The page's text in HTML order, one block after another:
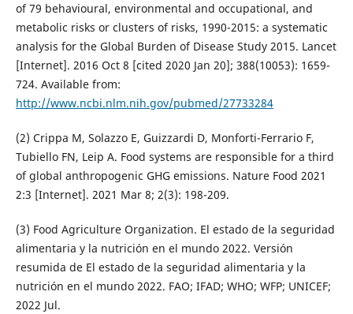
of 79 behavioural, environmental and occupational, and
metabolic risks or clusters of risks, 1990-2015: a systematic
analysis for the Global Burden of Disease Study 2015. Lancet
[Internet]. 2016 Oct 8 [cited 2020 Jan 20]; 388(10053): 1659-
724. Available from:
http://www.ncbi.nlm.nih.gov/pubmed/27733284
(2) Crippa M, Solazzo E, Guizzardi D, Monforti-Ferrario F,
Tubiello FN, Leip A. Food systems are responsible for a third
of global anthropogenic GHG emissions. Nature Food 2021
2:3 [Internet]. 2021 Mar 8; 2(3): 198-209.
(3) Food Agriculture Organization. El estado de la seguridad
alimentaria y la nutrición en el mundo 2022. Versión
resumida de El estado de la seguridad alimentaria y la
nutrición en el mundo 2022. FAO; IFAD; WHO; WFP; UNICEF;
2022 Jul.